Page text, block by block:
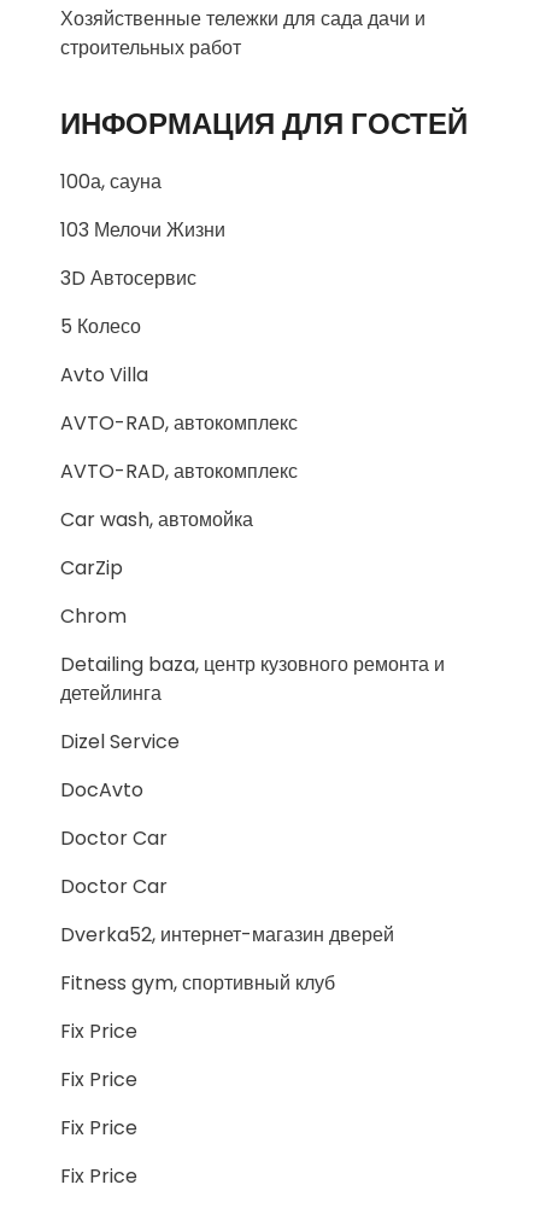
Хозяйственные тележки для сада дачи и
строительных работ
ИНФОРМАЦИЯ ДЛЯ ГОСТЕЙ
100а, сауна
103 Мелочи Жизни
3D Автосервис
5 Колесо
Avto Villa
AVTO-RAD, автокомплекс
AVTO-RAD, автокомплекс
Car wash, автомойка
CarZip
Chrom
Detailing baza, центр кузовного ремонта и
детейлинга
Dizel Service
DocAvto
Doctor Car
Doctor Car
Dverka52, интернет-магазин дверей
Fitness gym, спортивный клуб
Fix Price
Fix Price
Fix Price
Fix Price